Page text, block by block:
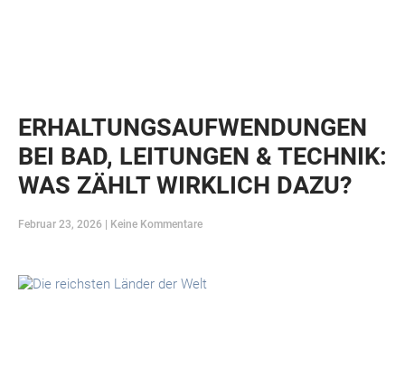
ERHALTUNGSAUFWENDUNGEN
BEI BAD, LEITUNGEN & TECHNIK:
WAS ZÄHLT WIRKLICH DAZU?
Februar 23, 2026 Keine Kommentare